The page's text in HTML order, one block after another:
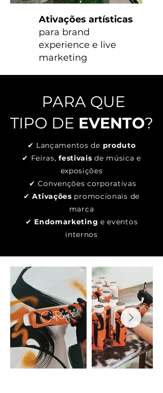
Ativações artísticas
para brand
experience e live
marketing
PARA QUE
TIPO DE EVENTO?
✔ Lançamentos de produto
✔ Feiras,festivais de música e
exposições
✔ Convenções corporativas
✔Ativações promocionais de
marca
✔ Endomarketing e eventos
internos